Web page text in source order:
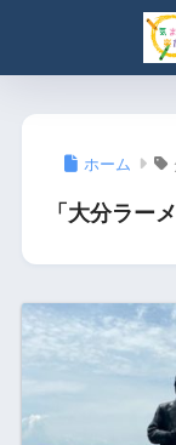
ホーム
「大分ラー